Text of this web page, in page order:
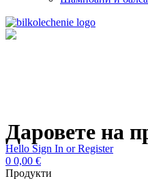
Даровете на
Hello Sign In or Register
0 0,00 €
Продукти